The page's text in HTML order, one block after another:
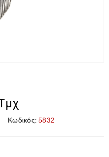
Κωδικός: 5832